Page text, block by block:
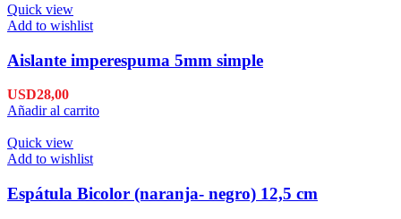
Quick view
Add to wishlist
Aislante imperespuma 5mm simple
USD28,00
Añadir al carrito
Quick view
Add to wishlist
Espátula Bicolor (naranja- negro) 12,5 cm